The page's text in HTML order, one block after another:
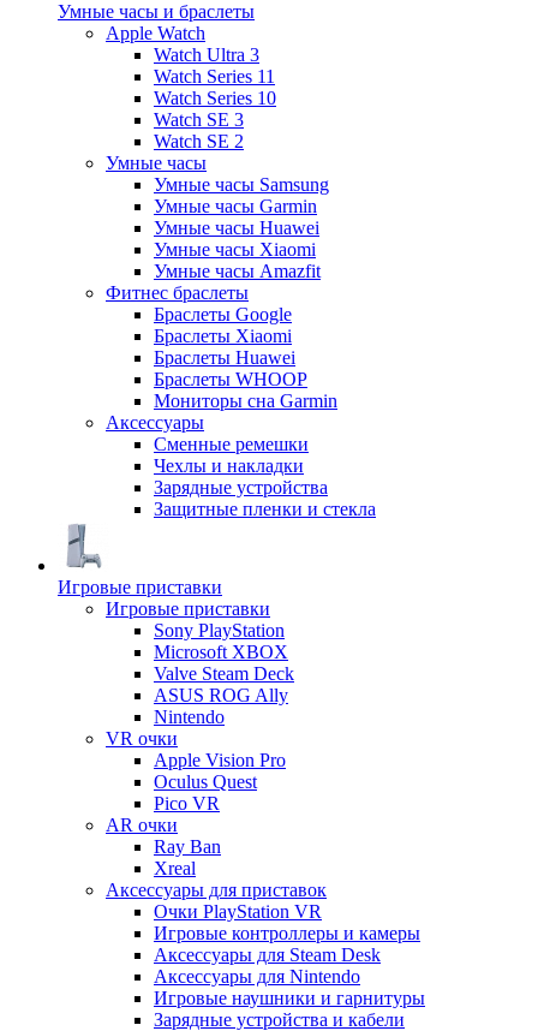
Умные часы и браслеты
Apple Watch
Watch Ultra 3
Watch Series 11
Watch Series 10
Watch SE 3
Watch SE 2
Умные часы
Умные часы Samsung
Умные часы Garmin
Умные часы Huawei
Умные часы Xiaomi
Умные часы Amazfit
Фитнес браслеты
Браслеты Google
Браслеты Xiaomi
Браслеты Huawei
Браслеты WHOOP
Мониторы сна Garmin
Аксессуары
Сменные ремешки
Чехлы и накладки
Зарядные устройства
Защитные пленки и стекла
Игровые приставки
Игровые приставки
Sony PlayStation
Microsoft XBOX
Valve Steam Deck
ASUS ROG Ally
Nintendo
VR очки
Apple Vision Pro
Oculus Quest
Pico VR
AR очки
Ray Ban
Xreal
Аксессуары для приставок
Очки PlayStation VR
Игровые контроллеры и камеры
Аксессуары для Steam Desk
Аксессуары для Nintendo
Игровые наушники и гарнитуры
Зарядные устройства и кабели